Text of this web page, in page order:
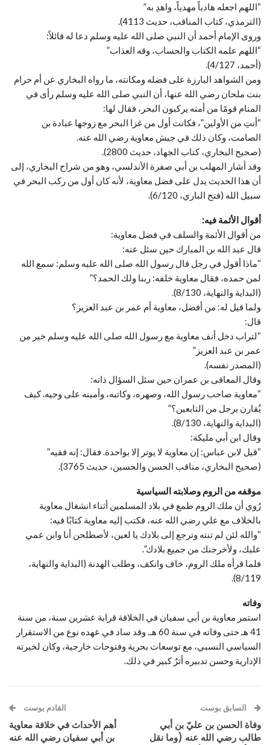
“اللهم اجعله هادياً مهدياً، واهدِ به”
(الترمذي، كتاب المناقب، حديث 4113).
وروى الإمام أحمد أن النبي صلى الله عليه وسلم دعا له قائلاً:
“اللهم علمه الكتاب والحساب، وقه العذاب”
(أحمد، 4/127).
ومن الشواهد البارزة على فضله ومكانته، ما رواه البخاري عن أم حرام
بنت ملحان رضي الله عنها، أن النبي صلى الله عليه وسلم رأى في
المنام قومًا من أمته يركبون البحر، فقال لها:
“أنتِ من الأولين”، فكانت أول من غزا البحر مع زوجها عبادة بن
الصامت، وكان ذلك في جيش معاوية رضي الله عنه.
(صحيح البخاري، كتاب الجهاد، حديث 2800).
وقد أشار المهلب بن أبي صفرة الأندلسي، وهو من شراح البخاري، إلى
أن هذا الحديث يدل على فضل معاوية، لأنه كان أول من ركب البحر في
سبيل الله (فتح الباري، 6/120).
أقوال الأئمة فيه:
من أقوال الأئمة والسلف في فضل معاوية:
قال عبد الله بن المبارك حين سئل عنه:
“ماذا أقول في رجل قال رسول الله صلى الله عليه وسلم: سمع الله
لمن حمده، فقال معاوية خلفه: ربنا ولك الحمد؟”
(البداية والنهاية، 8/130).
ولما قيل له: من أفضل، معاوية أم عمر بن عبد العزيز؟
قال:
“لتراب دخل أنف معاوية مع رسول الله صلى الله عليه وسلم خير من
عمر بن عبد العزيز”
(المصدر نفسه).
وقال المعافى بن عمران حين سئل السؤال ذاته:
“معاوية صاحب رسول الله، وصهره، وكاتبه، وأمينه على وحيه. كيف
يُقارن برجل من التابعين؟”
(البداية والنهاية، 8/130).
وقال ابن أبي مليكة:
“قيل لابن عباس: إن معاوية لا يوتر إلا بواحدة. فقال: إنه فقيه”
(صحيح البخاري، مناقب الحسن والحسين، حديث 3765).
موقفه من الروم وصلابته السياسية
رُوي أن ملك الروم طمع في بلاد المسلمين أثناء انشغال معاوية
بالخلاف مع علي رضي الله عنه، فكتب إليه معاوية كتابًا فيه:
“والله لئن لم تنته وترجع إلى بلادك يا لعين، لأصطلحن أنا وابن عمي
عليك، ولأخرجنك من جميع بلادك”.
فلما قرأه ملك الروم، خاف وانكف، وطلب الهدنة (البداية والنهاية،
8/119).
وفاته
استمر معاوية بن أبي سفيان في الخلافة قرابة عشرين سنة، من سنة
41 هـ حتى وفاته في سنة 60 هـ. وقد ساد في عهده نوع من الاستقرار
السياسي النسبي، مع توسعات بحرية وفتوحات خارجية، وكان لخبرته
الإدارية وحسن تدبيره أثرٌ كبير في ذلك.
السابق بوست
وفاة الحسن بن عليّ بن أبي
طالب رضي الله عنه (وما نقل
القادم بوست
أهم الأحداث في خلافة معاوية
بن أبي سفيان رضي الله عنه